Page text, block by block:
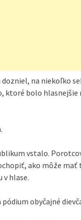
na niekoľko
ktoré bolo hlasnejšie
vstalo.
ako môže mať
v hlase.
pódium obyčajné